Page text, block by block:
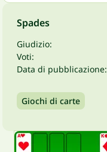
Spades
Giudizio:
Voti:
Data di pubblicazione:
Giochi di carte